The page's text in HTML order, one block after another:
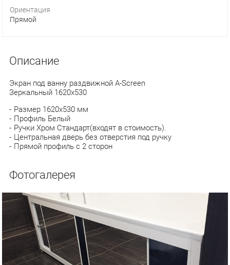
Ориентация
Прямой
Описание
Экран под ванну раздвижной A-Screen
Зеркальный 1620х530
Размер 1620х530 мм
Профиль Белый
Ручки Хром Стандарт(входят в стоимость).
Центральная дверь без отверстия под ручку
Прямой профиль с 2 сторон
Фотогалерея